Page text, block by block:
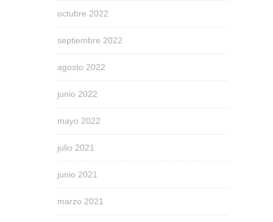
octubre 2022
septiembre 2022
agosto 2022
junio 2022
mayo 2022
julio 2021
junio 2021
marzo 2021